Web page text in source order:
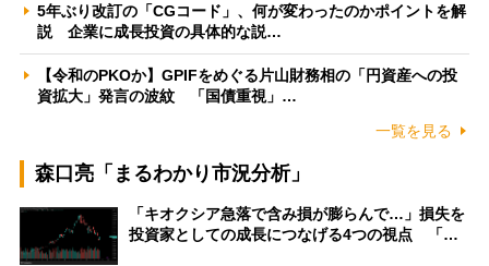
5年ぶり改訂の「CGコード」、何が変わったのかポイントを解
説 企業に成長投資の具体的な説…
【令和のPKOか】GPIFをめぐる片山財務相の「円資産への投
資拡大」発言の波紋 「国債重視」…
一覧を見る
森口亮「まるわかり市況分析」
「キオクシア急落で含み損が膨らんで…」損失を
投資家としての成長につなげる4つの視点 「…